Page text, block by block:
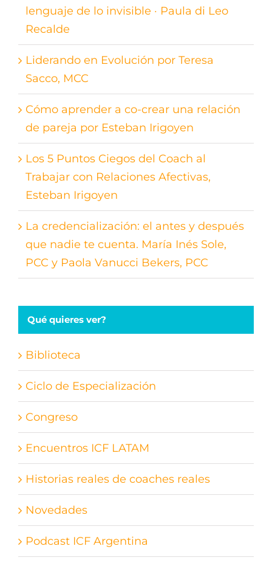
lenguaje de lo invisible · Paula di Leo
Recalde
Liderando en Evolución por Teresa
Sacco, MCC
Cómo aprender a co-crear una relación
de pareja por Esteban Irigoyen
Los 5 Puntos Ciegos del Coach al
Trabajar con Relaciones Afectivas,
Esteban Irigoyen
La credencialización: el antes y después
que nadie te cuenta. María Inés Sole,
PCC y Paola Vanucci Bekers, PCC
Qué quieres ver?
Biblioteca
Ciclo de Especialización
Congreso
Encuentros ICF LATAM
Historias reales de coaches reales
Novedades
Podcast ICF Argentina